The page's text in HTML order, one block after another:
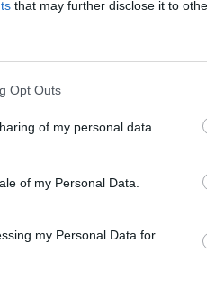
that may further disclose it to
Opt Outs
of my personal data.
of my Personal Data.
my Personal Data for